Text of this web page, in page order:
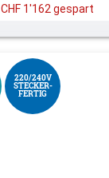
CHF 1'162 gespart
220/240V
STECKER-
FERTIG